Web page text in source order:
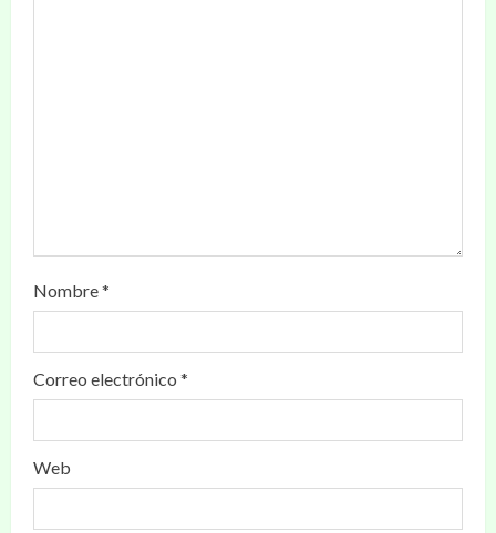
Nombre*
Correo electrónico *
Web